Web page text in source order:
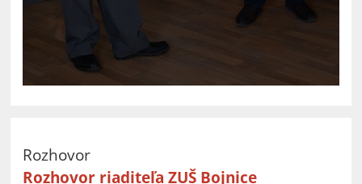
Rozhovor
Rozhovor riaditeľa ZUŠ Bojnice